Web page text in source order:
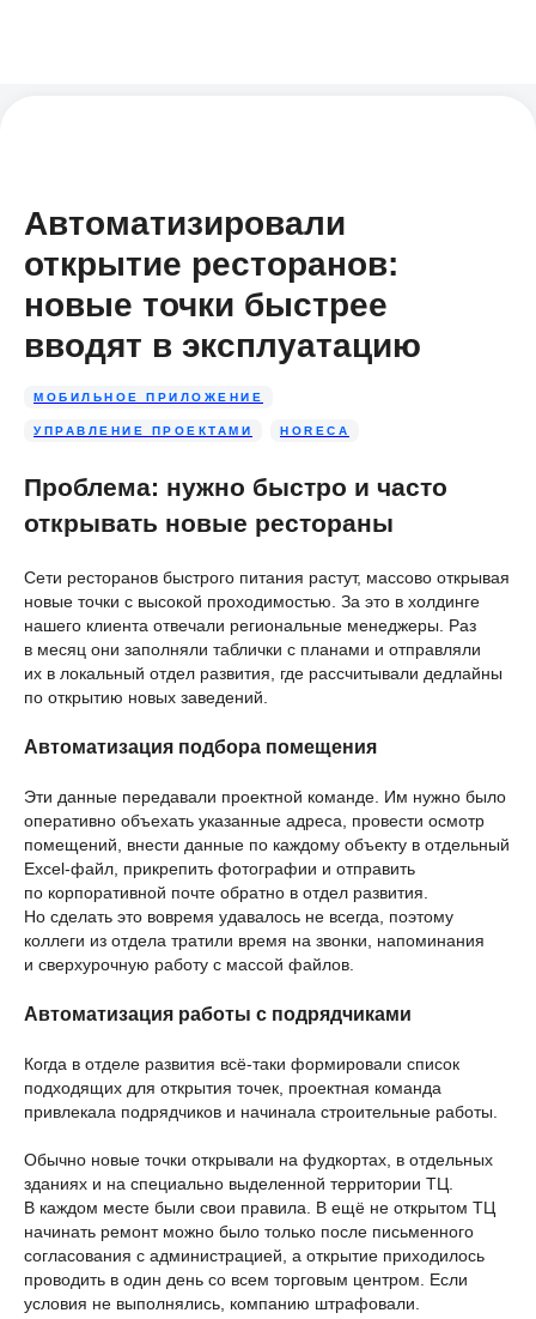
Автоматизировали
открытие ресторанов:
новые точки быстрее
вводят в эксплуатацию
МОБИЛЬНОЕ ПРИЛОЖЕНИЕ
УПРАВЛЕНИЕ ПРОЕКТАМИ HORECA
Проблема: нужно быстро и часто
открывать новые рестораны
Сети ресторанов быстрого питания растут, массово открывая
новые точки с высокой проходимостью. За это в холдинге
нашего клиента отвечали региональные менеджеры. Раз
в месяц они заполняли таблички с планами и отправляли
их в локальный отдел развития, где рассчитывали дедлайны
по открытию новых заведений.
Автоматизация подбора помещения
Эти данные передавали проектной команде. Им нужно было
оперативно объехать указанные адреса, провести осмотр
помещений, внести данные по каждому объекту в отдельный
Excel-файл, прикрепить фотографии и отправить
по корпоративной почте обратно в отдел развития.
Но сделать это вовремя удавалось не всегда, поэтому
коллеги из отдела тратили время на звонки, напоминания
и сверхурочную работу с массой файлов.
Автоматизация работы с подрядчиками
Когда в отделе развития всё-таки формировали список
подходящих для открытия точек, проектная команда
привлекала подрядчиков и начинала строительные работы.
Обычно новые точки открывали на фудкортах, в отдельных
зданиях и на специально выделенной территории ТЦ.
В каждом месте были свои правила. В ещё не открытом ТЦ
начинать ремонт можно было только после письменного
согласования с администрацией, а открытие приходилось
проводить в один день со всем торговым центром. Если
условия не выполнялись, компанию штрафовали.